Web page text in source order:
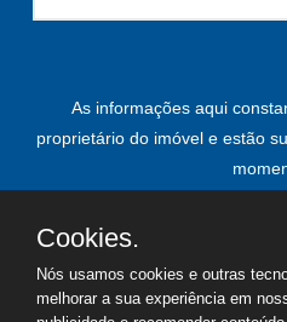
As informações aqui
proprietário do imóvel e estão
©2026Copyright - Paulo
Cookies.
Nós usamos cookies e outras
melhorar a sua experiência em